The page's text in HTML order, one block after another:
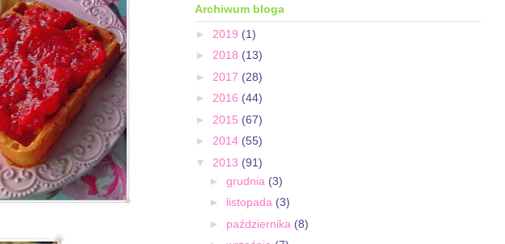
Archiwum bloga
► 2019 (1)
► 2018 (13)
► 2017 (28)
► 2016 (44)
► 2015 (67)
► 2014 (55)
▼ 2013 (91)
► grudnia (3)
► listopada (3)
► października (8)